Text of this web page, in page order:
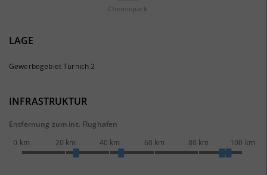
Chemie­park
LAGE
Gewerbegebiet Türnich 2
INFRASTRUKTUR
Entfernung zum int. Flughafen
0 km
20 km 40 km 60 km 80 km 100 km